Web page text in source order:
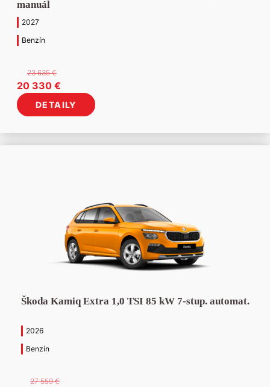
manuál
2027
Benzín
23 635€
Pôvodná
cena
bola:
635 €.
20 330 €Aktuálna
cena
je:
330 €.
DETAILY
Škoda Kamiq Extra 1,0 TSI 85 kW 7-stup. automat.
2026
Benzín
27 559€